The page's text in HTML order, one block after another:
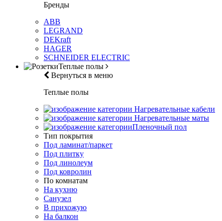
Бренды
ABB
LEGRAND
DEKraft
HAGER
SCHNEIDER ELECTRIC
Теплые полы
Вернуться в меню
Теплые полы
Нагревательные кабели
Нагревательные маты
Пленочный пол
Тип покрытия
Под ламинат/паркет
Под плитку
Под линолеум
Под ковролин
По комнатам
На кухню
Санузел
В прихожую
На балкон